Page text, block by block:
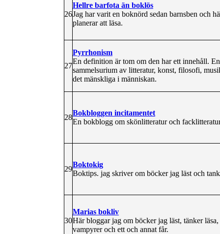
26
Hellre barfota än boklös
Jag har varit en boknörd sedan barnsben och
planerar att läsa.
27
Pyrrhonism
En definition är tom om den har ett innehåll.
sammelsurium av litteratur, konst, filosofi,
det mänskliga i människan.
28
Bokbloggen incitamentet
En bokblogg om skönlitteratur och
29
Boktokig
Boktips. jag skriver om böcker jag läst och
30
Marias bokliv
Här bloggar jag om böcker jag läst, tänker
vampyrer och ett och annat får.